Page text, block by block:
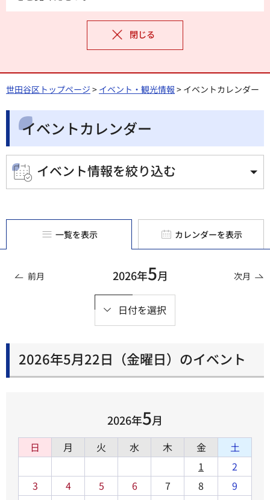
閉じる
世田谷区トップページ > イベント・観光情報 > イベントカレンダー
イベントカレンダー
イベント情報を絞り込む
一覧を表示 カレンダーを表示
前月 2026年5月
日付を選択
次月
2026年5月22日（金曜日）のイベント
2026年5月
日 月 火 水 木 金
土
1
2
3
4 5 6 7 8
9